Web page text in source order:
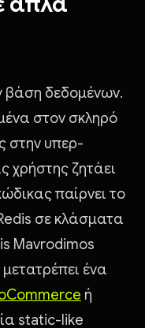
βάση δεδομένων.
στον σκληρό
στην υπερ-
χρήστης ζητάει
παίρνει το
σε κλάσματα
Mavrodimos
ένα
ή
static-like